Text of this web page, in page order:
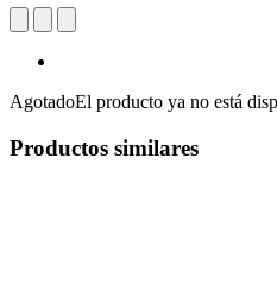
AgotadoEl producto ya no está
Productos similares